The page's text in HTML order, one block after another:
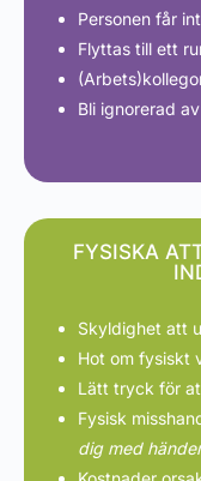
Personen får
Flyttas till ett
Bli ignorerad
FYSISKA
Skyldighet att
Hot om fysiskt
Lätt tryck för
Fysisk
dig med